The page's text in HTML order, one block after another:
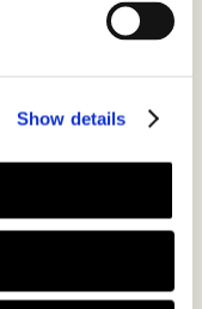
Show details